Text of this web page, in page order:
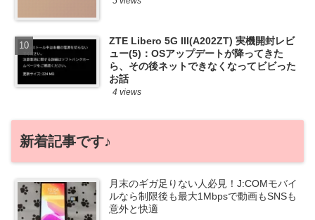
ZTE Libero 5G III(A202ZT) 実機開封レビ
ュー(5)：OSアップデートが降ってきた
ら、その後ネットできなくなってビビった
お話
4 views
新着記事です♪
月末のギガ足りない人必見！J:COMモバイ
ルなら制限後も最大1Mbpsで動画もSNSも
意外と快適